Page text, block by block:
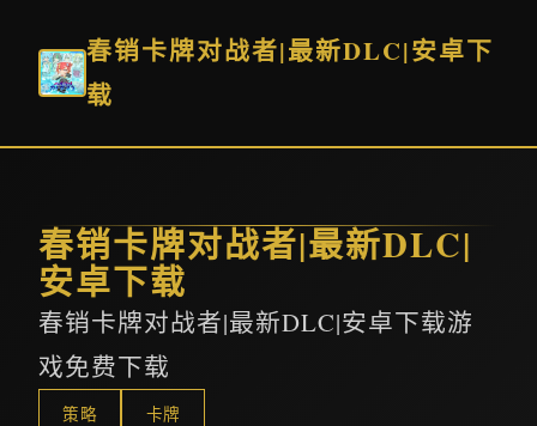
春销卡牌对战者|最新DLC|安卓下
载
春销卡牌对战者|最新DLC|
安卓下载
春销卡牌对战者|最新DLC|安卓下载游
戏免费下载
策略 卡牌